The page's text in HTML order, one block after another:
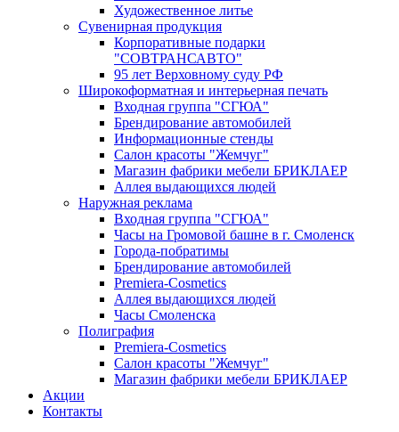
Художественное литье
Сувенирная продукция
Корпоративные подарки
"СОВТРАНСАВТО"
95 лет Верховному суду РФ
Широкоформатная и интерьерная печать
Входная группа "СГЮА"
Брендирование автомобилей
Информационные стенды
Салон красоты "Жемчуг"
Магазин фабрики мебели БРИКЛАЕР
Аллея выдающихся людей
Наружная реклама
Входная группа "СГЮА"
Часы на Громовой башне в г. Смоленск
Города-побратимы
Брендирование автомобилей
Premiera-Cosmetics
Аллея выдающихся людей
Часы Смоленска
Полиграфия
Premiera-Cosmetics
Салон красоты "Жемчуг"
Магазин фабрики мебели БРИКЛАЕР
Акции
Контакты